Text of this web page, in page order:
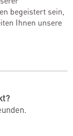
begeistert sein,
Ihnen unsere